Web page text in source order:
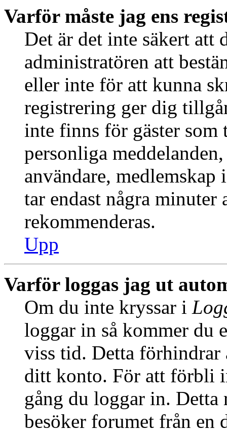
Varför måste jag ens
Det är det inte säkert att
administratören att
eller inte för att kunna
registrering ger dig
inte finns för gäster
personliga
användare, medlemskap
tar endast några minuter
rekommenderas.
Upp
Varför loggas jag ut
Om du inte kryssar i
loggar in så kommer du
viss tid. Detta förhindrar
ditt konto. För att förbli
gång du loggar in. Detta
besöker forumet från en